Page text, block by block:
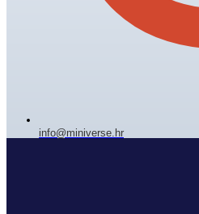
info@miniverse.hr